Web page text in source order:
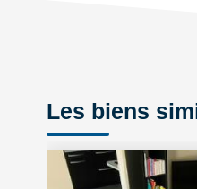
Les biens